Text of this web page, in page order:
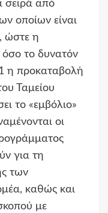
σειρά από
οποίων είναι
ώστε η
όσο το δυνατόν
η προκαταβολή
Ταμείου
το «εμβόλιο»
οι
για τη
των
καθώς και
με